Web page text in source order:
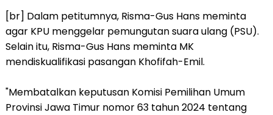
[br] Dalam petitumnya, Risma-Gus Hans meminta
agar KPU menggelar pemungutan suara ulang (PSU).
Selain itu, Risma-Gus Hans meminta MK
mendiskualifikasi pasangan Khofifah-Emil.
"Membatalkan keputusan Komisi Pemilihan Umum
Provinsi Jawa Timur nomor 63 tahun 2024 tentang